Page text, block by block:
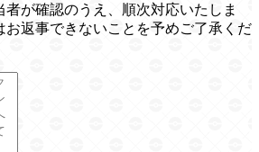
が確認のうえ、順次対応いたしま
お返事できないことを予めご了承くだ